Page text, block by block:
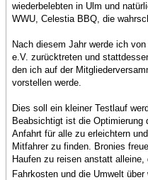
wiederbelebten in Ulm und
WWU, Celestia BBQ, die
Nach diesem Jahr werde ich
e.V. zurücktreten und
den ich auf der
vorstellen werde.
Dies soll ein kleiner Testlauf
Beabsichtigt ist die Optimierung
Anfahrt für alle zu erleichtern
Mitfahrer zu finden. Bronies
Haufen zu reisen anstatt
Fahrkosten und die Umwelt